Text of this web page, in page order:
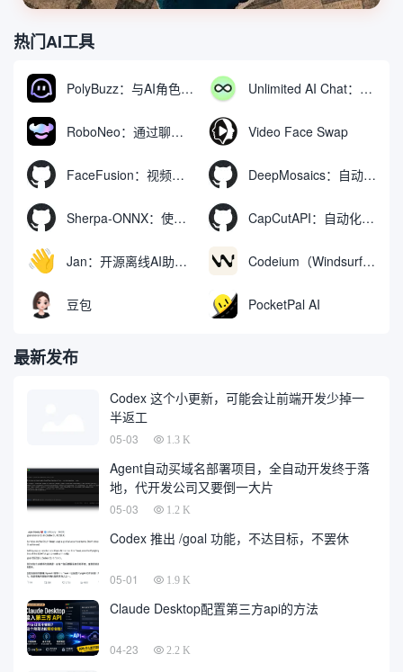
热门AI工具
PolyBuzz：与AI角色互动的免费聊天与角色扮演平台 Unlimited AI Chat：免费无限制的AI聊天工具
RoboNeo：通过聊天生成和编辑视频与图像的AI工具 Video Face Swap
FaceFusion：视频换脸增强工具|语音同步视频嘴型动作 DeepMosaics：自动去除图像和视频中的马赛克，或向其添加马赛克
Sherpa-ONNX：使用ONNXRuntime实现离线语音识别和合成 CapCutAPI：自动化控制CapCut视频剪辑的开源工具
Jan：开源离线AI助手，ChatGPT 替代品，运行本地AI模型或连接云端AI Codeium（Windsurf Editor）：免费的AI代码补全与聊天工具，Windsurf以对话方式编写完整项目代码
豆包 PocketPal AI
最新发布
Codex 这个小更新，可能会让前端开发少掉一
半返工
05-03 1.3 K
Agent自动买域名部署项目，全自动开发终于落
地，代开发公司又要倒一大片
05-03 1.2 K
Codex 推出 /goal 功能，不达目标，不罢休
05-01 1.9 K
Claude Desktop配置第三方api的方法
04-23 2.2 K